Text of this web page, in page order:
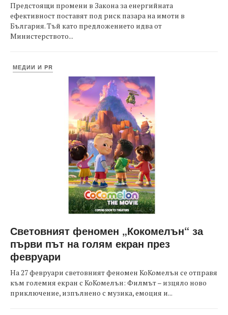
Предстоящи промени в Закона за енергийната
ефективност поставят под риск пазара на имоти в
България. Тъй като предложението идва от
Министерството...
МЕДИИ И PR
Световният феномен „Кокомелън“ за
първи път на голям екран през
февруари
На 27 февруари световният феномен КоКомелън се отправя
към големия екран с КоКомелън: Филмът – изцяло ново
приключение, изпълнено с музика, емоция и...